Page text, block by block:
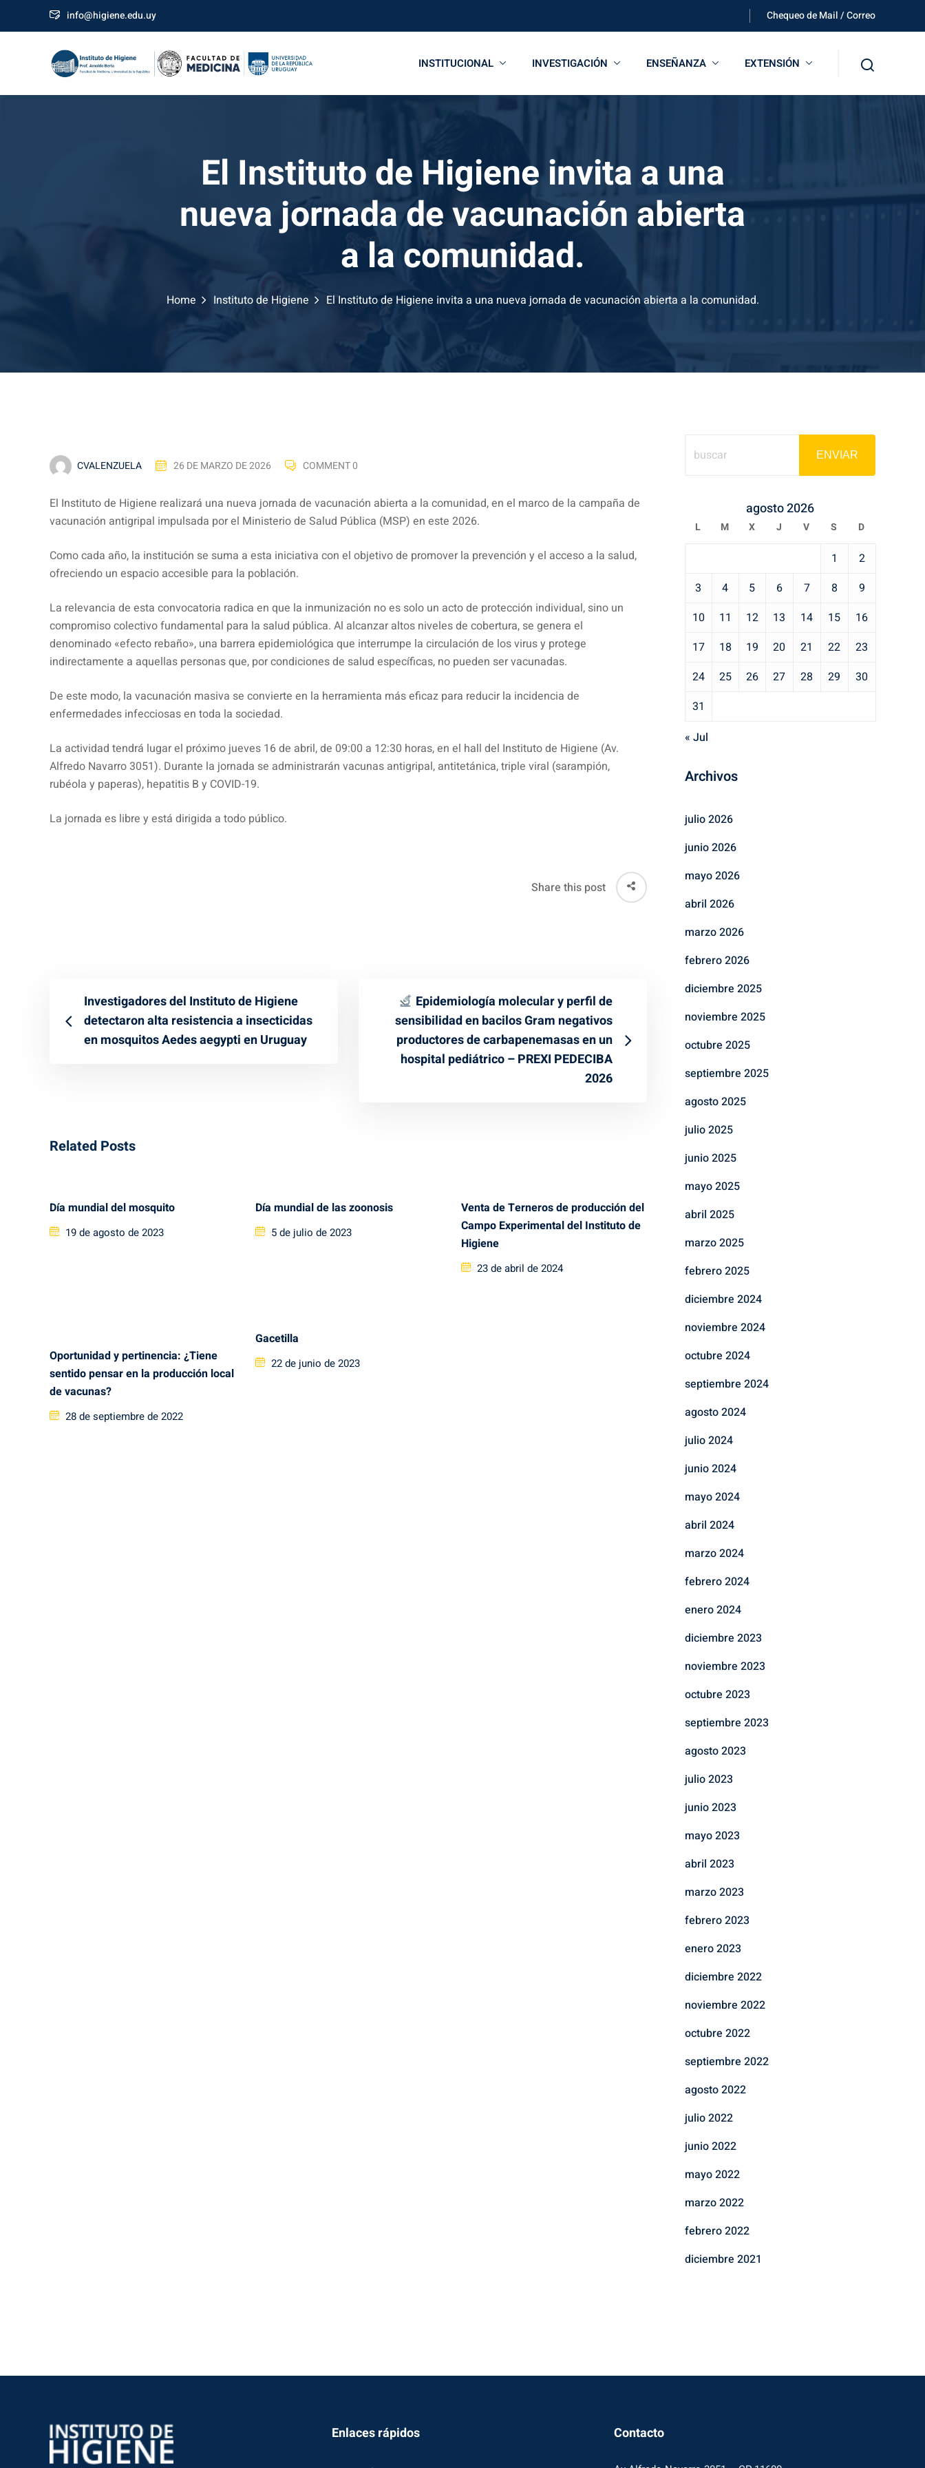
info@higiene.edu.uy Chequeo de Mail / Correo
INSTITUCIONAL INVESTIGACIÓN ENSEÑANZA EXTENSIÓN
El Instituto de Higiene invita a una
nueva jornada de vacunación abierta
a la comunidad.
Home Instituto de Higiene El Instituto de Higiene invita a una nueva jornada de vacunación abierta a la comunidad.
CVALENZUELA 26 DE MARZO DE 2026 COMMENT 0
El Instituto de Higiene realizará una nueva jornada de vacunación abierta a la comunidad, en el marco de la campaña de
vacunación antigripal impulsada por el Ministerio de Salud Pública (MSP) en este 2026.
Como cada año, la institución se suma a esta iniciativa con el objetivo de promover la prevención y el acceso a la salud,
ofreciendo un espacio accesible para la población.
La relevancia de esta convocatoria radica en que la inmunización no es solo un acto de protección individual, sino un
compromiso colectivo fundamental para la salud pública. Al alcanzar altos niveles de cobertura, se genera el
denominado «efecto rebaño», una barrera epidemiológica que interrumpe la circulación de los virus y protege
indirectamente a aquellas personas que, por condiciones de salud específicas, no pueden ser vacunadas.
De este modo, la vacunación masiva se convierte en la herramienta más eficaz para reducir la incidencia de
enfermedades infecciosas en toda la sociedad.
La actividad tendrá lugar el próximo jueves 16 de abril, de 09:00 a 12:30 horas, en el hall del Instituto de Higiene (Av.
Alfredo Navarro 3051). Durante la jornada se administrarán vacunas antigripal, antitetánica, triple viral (sarampión,
rubéola y paperas), hepatitis B y COVID-19.
La jornada es libre y está dirigida a todo público.
Share this post
Investigadores del Instituto de Higiene
detectaron alta resistencia a insecticidas
en mosquitos Aedes aegypti en Uruguay
Epidemiología molecular y perfil de
sensibilidad en bacilos Gram negativos
productores de carbapenemasas en un
hospital pediátrico – PREXI PEDECIBA
2026
Related Posts
Día mundial del mosquito
Posted
19 de agosto de 2023
Día mundial de las zoonosis
Posted
5 de julio de 2023
Venta de Terneros de producción del
Campo Experimental del Instituto de
Higiene
Posted
23 de abril de 2024
Oportunidad y pertinencia: ¿Tiene
sentido pensar en la producción local
de vacunas?
Posted
28 de septiembre de 2022
Gacetilla
Posted
22 de junio de 2023
ENVIAR
agosto 2026
L M X J V S D
1
2
3
4 5 6 7 8
9
10
11 12 13 14 15
16
17
18 19 20 21 22
23
24
25 26 27 28 29
30
31
« Jul
Archivos
julio 2026
junio 2026
mayo 2026
abril 2026
marzo 2026
febrero 2026
diciembre 2025
noviembre 2025
octubre 2025
septiembre 2025
agosto 2025
julio 2025
junio 2025
mayo 2025
abril 2025
marzo 2025
febrero 2025
diciembre 2024
noviembre 2024
octubre 2024
septiembre 2024
agosto 2024
julio 2024
junio 2024
mayo 2024
abril 2024
marzo 2024
febrero 2024
enero 2024
diciembre 2023
noviembre 2023
octubre 2023
septiembre 2023
agosto 2023
julio 2023
junio 2023
mayo 2023
abril 2023
marzo 2023
febrero 2023
enero 2023
diciembre 2022
noviembre 2022
octubre 2022
septiembre 2022
agosto 2022
julio 2022
junio 2022
mayo 2022
marzo 2022
febrero 2022
diciembre 2021
Enlaces rápidos Contacto